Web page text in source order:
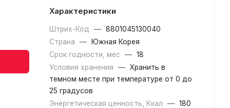
Характеристики
Штрих-Код — 8801045130040
Страна
—
Южная Корея
Срок годности, мес
— 18
Условия хранения
— Хранить в
темном месте при температуре от 0 до
25 градусов
Энергетическая ценность, Ккал
— 180